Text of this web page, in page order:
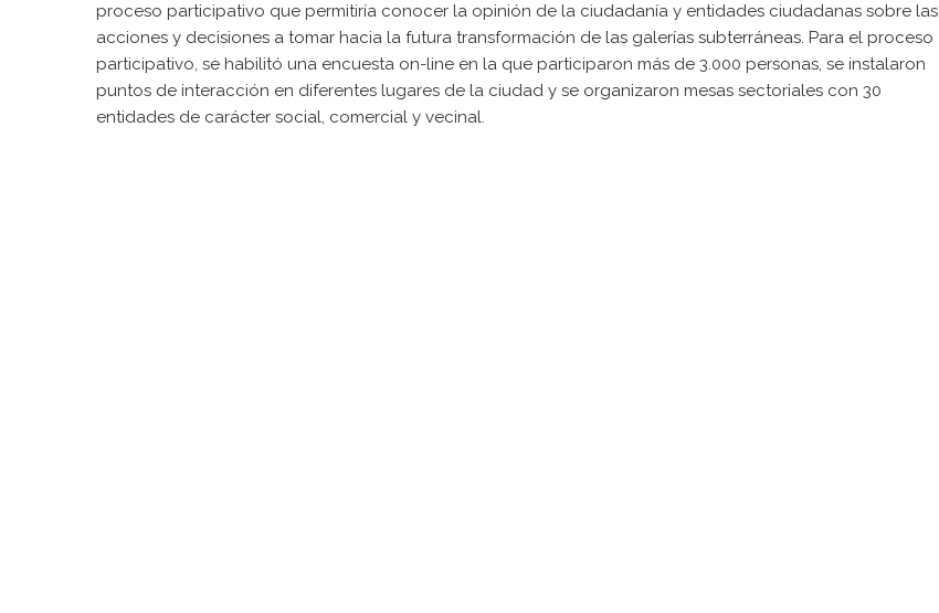
proceso participativo que permitiría conocer la opinión de la ciudadanía y entidades ciudadanas sobre las
acciones y decisiones a tomar hacia la futura transformación de las galerías subterráneas. Para el proceso
participativo, se habilitó una encuesta on-line en la que participaron más de 3.000 personas, se instalaron
puntos de interacción en diferentes lugares de la ciudad y se organizaron mesas sectoriales con 30
entidades de carácter social, comercial y vecinal.